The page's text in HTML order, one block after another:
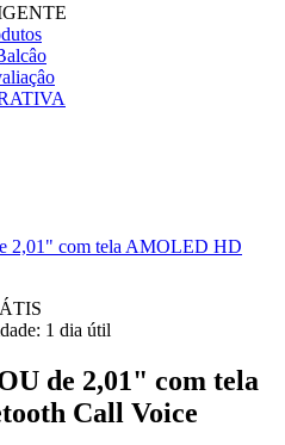
2,01" com tela AMOLED HD
1 dia útil
de 2,01" com tela
Call Voice